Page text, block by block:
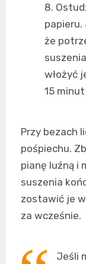
że
włożyć
15
Przy bezach
pośpiechu.
pianę luźną i
suszenia
zostawić je
za wcześnie.
Jeśli